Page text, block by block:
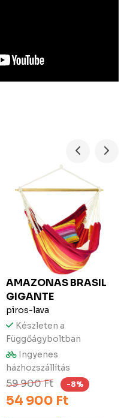
AMAZONASBRASIL
GIGANTE
piros-lava
Készleten a
Függőágyboltban
Ingyenes
házhozszállítás
59 900 Ft -8%
54 900 Ft